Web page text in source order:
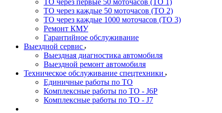
ТО через первые 50 моточасов (ТО 1)
ТО через каждые 50 моточасов (ТО 2)
ТО через каждые 1000 моточасов (ТО 3)
Ремонт КМУ
Гарантийное обслуживание
Выездной сервис
Выездная диагностика автомобиля
Выездной ремонт автомобиля
Техническое обслуживание спецтехники
Единичные работы по ТО
Комплексные работы по ТО - J6P
Комплексные работы по ТО - J7